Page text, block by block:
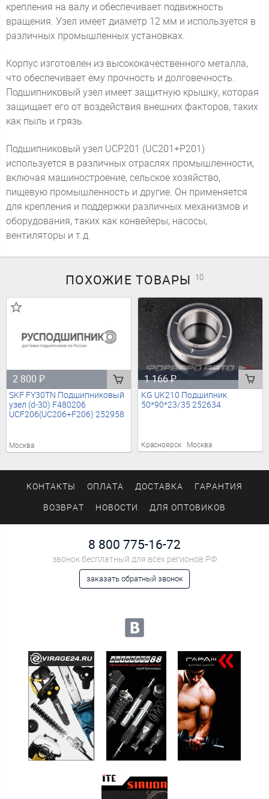
крепления на валу и обеспечивает подвижность
вращения. Узел имеет диаметр 12 мм и используется в
различных промышленных установках.
Корпус изготовлен из высококачественного металла,
что обеспечивает ему прочность и долговечность.
Подшипниковый узел имеет защитную крышку, которая
защищает его от воздействия внешних факторов, таких
как пыль и грязь.
Подшипниковый узел UCP201 (UC201+P201)
используется в различных отраслях промышленности,
включая машиностроение, сельское хозяйство,
пищевую промышленность и другие. Он применяется
для крепления и поддержки различных механизмов и
оборудования, таких как конвейеры, насосы,
вентиляторы и т.д.
ПОХОЖИЕТОВАРЫ 10
2 800₽
SKF FY30TN Подшипниковый
узел (d-30) F480206
UCF206(UC206+F206) 252958
Москва
1 166₽
KG UK210 Подшипник
50*90*23/35 252634
Красноярск Москва
КОНТАКТЫ ОПЛАТА ДОСТАВКА ГАРАНТИЯ
ВОЗВРАТ НОВОСТИ ДЛЯ ОПТОВИКОВ
8 800 775-16-72
звонок бесплатный для всех регионов РФ
заказать обратный звонок